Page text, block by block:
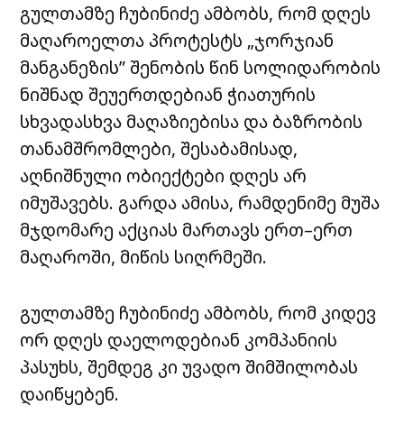
გულთამზე ჩუბინიძე ამბობს, რომ დღეს
მაღაროელთა პროტესტს „ჯორჯიან
მანგანეზის” შენობის წინ სოლიდარობის
ნიშნად შეუერთდებიან ჭიათურის
სხვადასხვა მაღაზიებისა და ბაზრობის
თანამშრომლები, შესაბამისად,
აღნიშნული ობიექტები დღეს არ
იმუშავებს. გარდა ამისა, რამდენიმე მუშა
მჯდომარე აქციას მართავს ერთ–ერთ
მაღაროში, მიწის სიღრმეში.
გულთამზე ჩუბინიძე ამბობს, რომ კიდევ
ორ დღეს დაელოდებიან კომპანიის
პასუხს, შემდეგ კი უვადო შიმშილობას
დაიწყებენ.